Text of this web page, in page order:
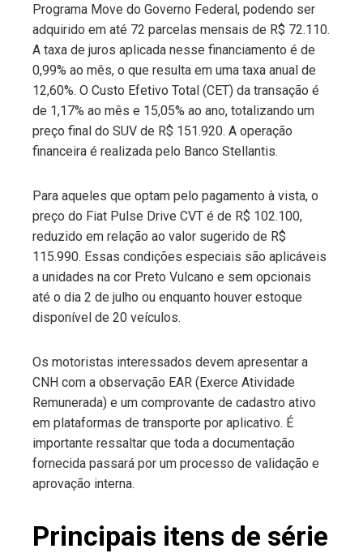
Programa Move do Governo Federal, podendo ser
adquirido em até 72 parcelas mensais de R$ 72.110.
A taxa de juros aplicada nesse financiamento é de
0,99% ao mês, o que resulta em uma taxa anual de
12,60%. O Custo Efetivo Total (CET) da transação é
de 1,17% ao mês e 15,05% ao ano, totalizando um
preço final do SUV de R$ 151.920. A operação
financeira é realizada pelo Banco Stellantis.
Para aqueles que optam pelo pagamento à vista, o
preço do Fiat Pulse Drive CVT é de R$ 102.100,
reduzido em relação ao valor sugerido de R$
115.990. Essas condições especiais são aplicáveis
a unidades na cor Preto Vulcano e sem opcionais
até o dia 2 de julho ou enquanto houver estoque
disponível de 20 veículos.
Os motoristas interessados devem apresentar a
CNH com a observação EAR (Exerce Atividade
Remunerada) e um comprovante de cadastro ativo
em plataformas de transporte por aplicativo. É
importante ressaltar que toda a documentação
fornecida passará por um processo de validação e
aprovação interna.
Principais itens de série